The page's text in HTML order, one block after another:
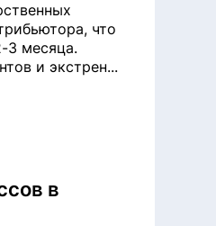
что
3 месяца.
и экстрен...
в